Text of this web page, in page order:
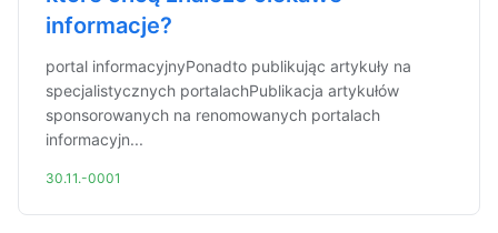
informacje?
portal informacyjnyPonadto publikując artykuły na
specjalistycznych portalachPublikacja artykułów
sponsorowanych na renomowanych portalach
informacyjn...
30.11.-0001